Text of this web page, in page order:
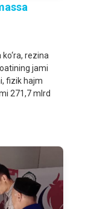
rezina
jami
fizik hajm
271,7 mlrd